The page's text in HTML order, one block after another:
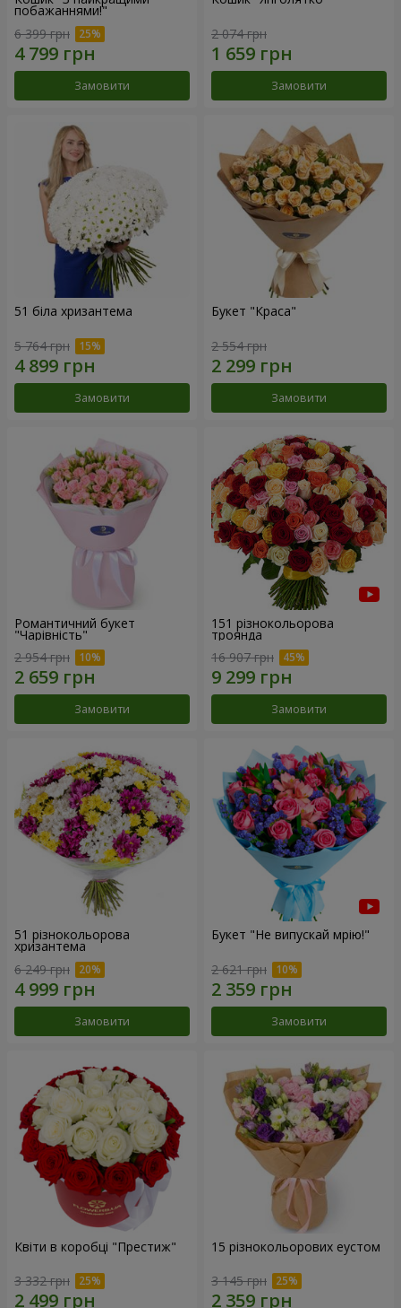
побажаннями!"
6 399 грн
Замовити
2 074 грн
Замовити
51 біла хризантема
5 764 грн
Замовити
Букет "Краса"
2 554 грн
Замовити
Романтичний букет
"Чарівність"
2 954 грн
Замовити
151 різнокольорова
троянда
16 907 грн
Замовити
51 різнокольорова
хризантема
6 249 грн
Замовити
Букет "Не випускай мрію!"
2 621 грн
Замовити
Квіти в коробці "Престиж"
3 332 грн
15 різнокольорових еустом
3 145 грн